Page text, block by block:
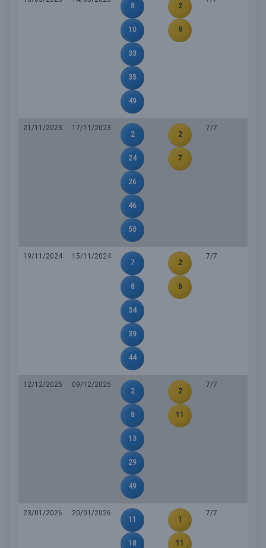
8
10
33
35
49
2
9
21/11/2023
17/11/2023
2
24
26
46
50
2
7
7/7
19/11/2024
15/11/2024
7
8
34
39
44
2
6
7/7
12/12/2025
09/12/2025
2
8
13
29
49
2
11
7/7
23/01/2026
20/01/2026
11
18
1
11
7/7